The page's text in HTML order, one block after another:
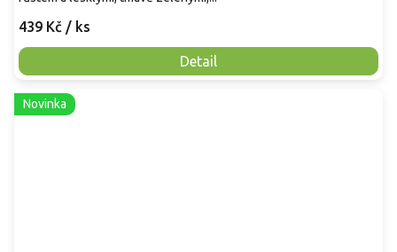
439 Kč / ks
Detail
Novinka